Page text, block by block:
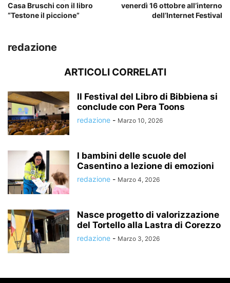
Casa Bruschi con il libro
“Testone il piccione”
venerdì 16 ottobre all’interno
dell’Internet Festival
redazione
ARTICOLI CORRELATI
Il Festival del Libro di Bibbiena si
conclude con Pera Toons
redazione - Marzo 10, 2026
I bambini delle scuole del
Casentino a lezione di emozioni
redazione - Marzo 4, 2026
Nasce progetto di valorizzazione
del Tortello alla Lastra di Corezzo
redazione - Marzo 3, 2026